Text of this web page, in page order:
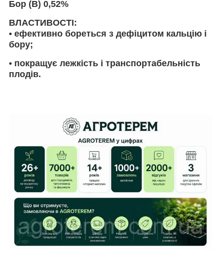
Бор (B) 0,52%
ВЛАСТИВОСТІ:
• ефективно бореться з дефіцитом кальцію і
бору;
• покращує лежкість і транспортабельність
плодів.